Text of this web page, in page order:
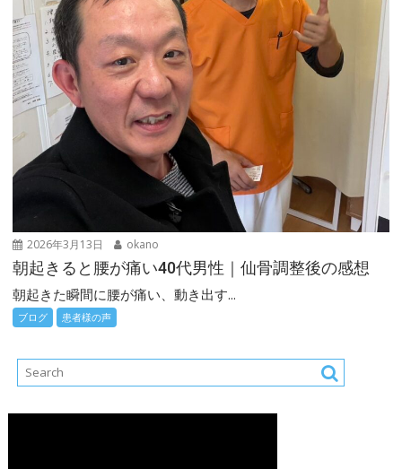
2026年3月13日 okano
朝起きると腰が痛い40代男性｜仙骨調整後の感想
朝起きた瞬間に腰が痛い、動き出す...
ブログ 患者様の声